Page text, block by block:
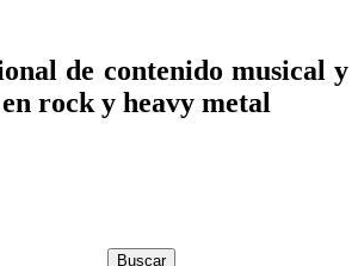
de contenido musical y
rock y heavy metal